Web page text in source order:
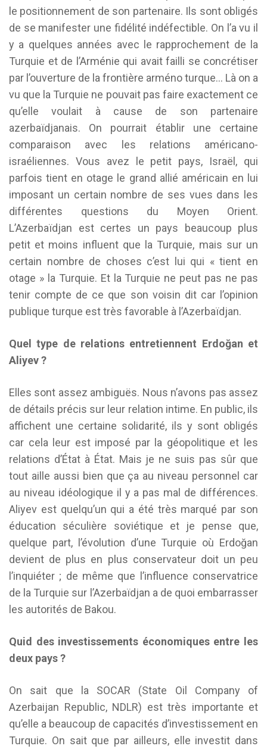
le positionnement de son partenaire. Ils sont obligés
de se manifester une fidélité indéfectible. On l’a vu il
y a quelques années avec le rapprochement de la
Turquie et de l’Arménie qui avait failli se concrétiser
par l’ouverture de la frontière arméno turque… Là on a
vu que la Turquie ne pouvait pas faire exactement ce
qu’elle voulait à cause de son partenaire
azerbaïdjanais. On pourrait établir une certaine
comparaison avec les relations américano-
israéliennes. Vous avez le petit pays, Israël, qui
parfois tient en otage le grand allié américain en lui
imposant un certain nombre de ses vues dans les
différentes questions du Moyen Orient.
L’Azerbaïdjan est certes un pays beaucoup plus
petit et moins influent que la Turquie, mais sur un
certain nombre de choses c’est lui qui « tient en
otage » la Turquie. Et la Turquie ne peut pas ne pas
tenir compte de ce que son voisin dit car l’opinion
publique turque est très favorable à l’Azerbaïdjan.
Quel type de relations entretiennent Erdoğan et
Aliyev ?
Elles sont assez ambiguës. Nous n’avons pas assez
de détails précis sur leur relation intime. En public, ils
affichent une certaine solidarité, ils y sont obligés
car cela leur est imposé par la géopolitique et les
relations d’État à État. Mais je ne suis pas sûr que
tout aille aussi bien que ça au niveau personnel car
au niveau idéologique il y a pas mal de différences.
Aliyev est quelqu’un qui a été très marqué par son
éducation séculière soviétique et je pense que,
quelque part, l’évolution d’une Turquie où Erdoğan
devient de plus en plus conservateur doit un peu
l’inquiéter ; de même que l’influence conservatrice
de la Turquie sur l’Azerbaïdjan a de quoi embarrasser
les autorités de Bakou.
Quid des investissements économiques entre les
deux pays ?
On sait que la SOCAR (State Oil Company of
Azerbaijan Republic, NDLR) est très importante et
qu’elle a beaucoup de capacités d’investissement en
Turquie. On sait que par ailleurs, elle investit dans